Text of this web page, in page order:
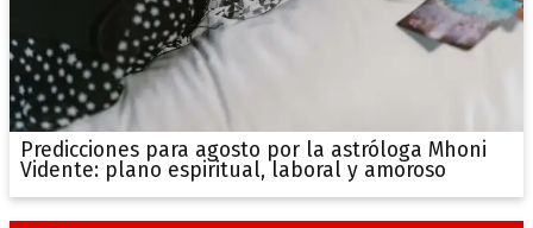
Predicciones para agosto por la astróloga Mhoni
Vidente: plano espiritual, laboral y amoroso